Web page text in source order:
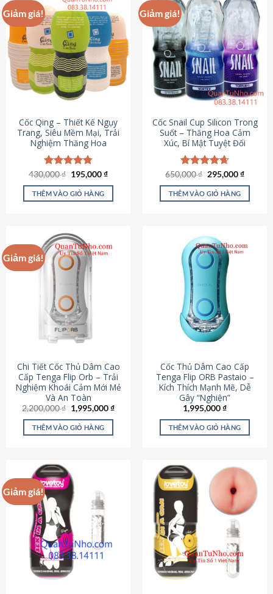
Giảm giá!
Cốc Qing – Thiết Kế Ngụy
Trang, Siêu Mềm Mại, Trải
Nghiệm Thăng Hoa
Được xếp
hạng4.78
5 sao
430,000₫ Giá
là:
430,000 ₫.
195,000₫Giá
tại
THÊM VÀO GIỎ HÀNG
Giảm giá!
Cốc Snail Cup Silicon Trong
Suốt – Thăng Hoa Cảm
Xúc, Bí Mật Tuyệt Đối
Được xếp
hạng4.69
5 sao
650,000₫ Giá
là:
650,000 ₫.
295,000₫Giá
tại
THÊM VÀO GIỎ HÀNG
Giảm giá!
Chi Tiết Cốc Thủ Dâm Cao
Cấp Tenga Flip Orb – Trải
Nghiệm Khoái Cảm Mới Mẻ
Và An Toàn
2,200,000₫ Giá
gốc
là:
2,200,000 ₫.
1,995,000₫Giá
THÊM VÀO GIỎ HÀNG
Cốc Thủ Dâm Cao Cấp
Tenga Flip ORB Pastaio –
Kích Thích Mạnh Mẽ, Dễ
Gây “Nghiện”
1,995,000₫
THÊM VÀO GIỎ HÀNG
Giảm giá!